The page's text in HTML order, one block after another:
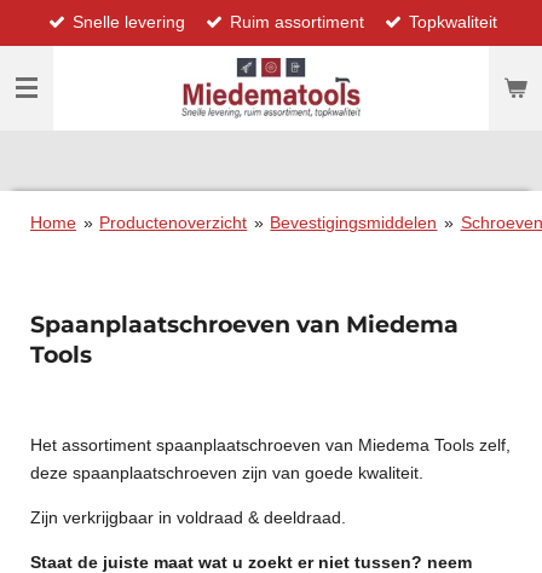
direct
naar
hoofdinhoud
Snelle levering Ruim assortiment Topkwaliteit
Home » Productenoverzicht » Bevestigingsmiddelen » Schroeven
Spaanplaatschroeven van Miedema
Tools
Het assortiment spaanplaatschroeven van Miedema Tools zelf,
deze spaanplaatschroeven zijn van goede kwaliteit.
Zijn verkrijgbaar in voldraad & deeldraad.
Staat de juiste maat wat u zoekt er niet tussen? neem